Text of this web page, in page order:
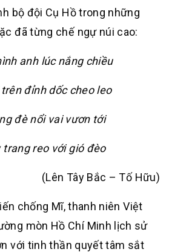
bộ đội Cụ Hồ trong những
đã từng chế ngự núi cao:
anh lúc nắng chiều
đỉnh dốc cheo leo
đè nổi vai vươn tới
trang reo với gió đèo
(Lên Tây Bắc – Tố Hữu)
chống Mĩ, thanh niên Việt
mòn Hồ Chí Minh lịch sử
với tinh thần quyết tâm sắt